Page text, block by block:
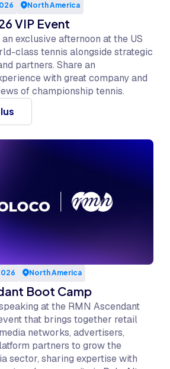
North America
VIP Event
exclusive afternoon at the US
class tennis alongside strategic
partners. Share an
with great company and
of championship tennis.
North America
Boot Camp
at the RMN Ascendant
that brings together retail
networks, advertisers,
partners to grow the
sector, sharing expertise with